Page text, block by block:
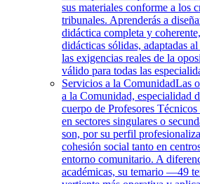
sus materiales conforme a los
tribunales. Aprenderás a
didáctica completa y
didácticas sólidas, adaptadas
las exigencias reales de la
válido para todas las
Servicios a la ComunidadLas
a la Comunidad, especialidad
cuerpo de Profesores
en sectores singulares o
son, por su perfil
cohesión social tanto en
entorno comunitario. A
académicas, su temario —49